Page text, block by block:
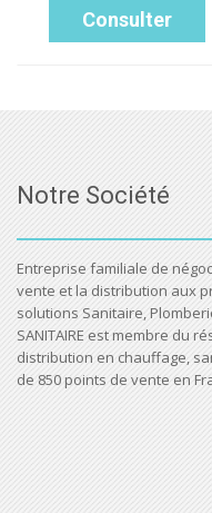
Consulter
Notre Société
Entreprise familiale de
vente et la distribution aux
solutions Sanitaire,
SANITAIRE est membre du
distribution en chauffage,
de 850 points de vente en